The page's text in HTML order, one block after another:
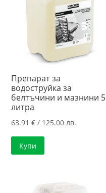
Препарат за
водоструйка за
белтъчини и мазнини 5
литра
63.91€ / 125.00 лв.
Купи